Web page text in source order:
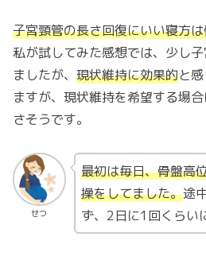
子宮頸管の長さ回復にいい寝方
私が試してみた感想では、少し
ましたが、 現状維持に効果的と
ますが、現状維持を希望する場
さそうです。
せつ
最初は毎日、骨盤高
操をしてました。途
ず、2日に1回くらい